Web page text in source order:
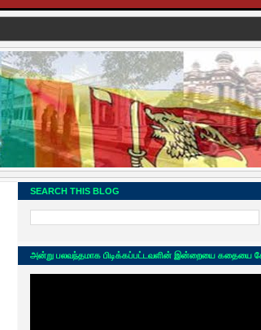
SEARCH THIS BLOG
அன்று பலவந்தமாக பிடிக்கப்பட்டவளின் இன்றையை கதையை